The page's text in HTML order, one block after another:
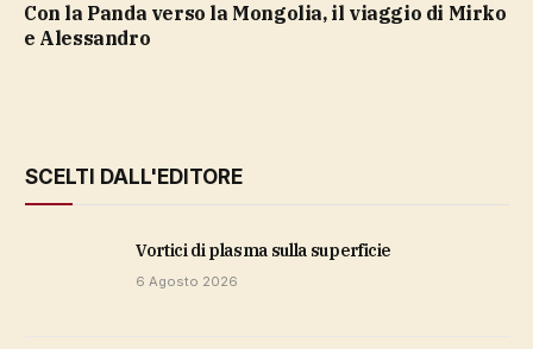
Con la Panda verso la Mongolia, il viaggio di Mirko
e Alessandro
SCELTI DALL'EDITORE
vortici di plasma sulla superficie
6 Agosto 2026